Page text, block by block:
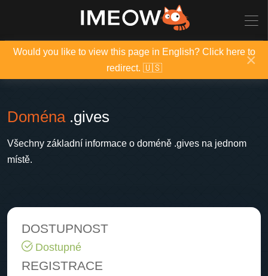
Would you like to view this page in English? Click here to
redirect. 🇺🇸
×
Doména.gives
Všechny základní informace o doméně .gives na jednom
místě.
DOSTUPNOST
Dostupné
REGISTRACE